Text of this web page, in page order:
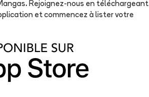
Rejoignez-nous en téléchargeant
et commencez à lister votre